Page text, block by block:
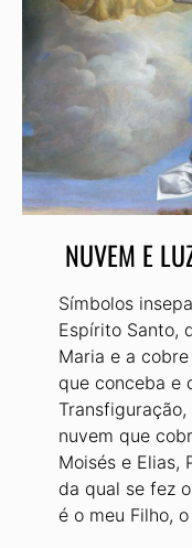
NUVEM E
Símbolos
Espírito Santo,
Maria e a cobre
que conceba e
Transfiguração,
nuvem que
Moisés e Elias,
da qual se fez
é o meu Filho,